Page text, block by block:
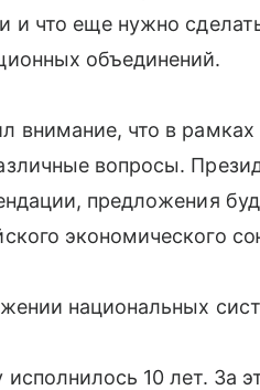
и что еще нужно
объединений.
внимание, что в
вопросы.
предложения
экономического
национальных
10 лет. За